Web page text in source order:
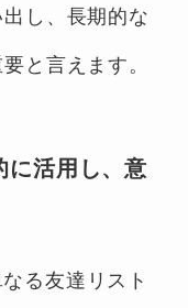
し、長期的な
と言えます。
に活用し、意
る友達リスト